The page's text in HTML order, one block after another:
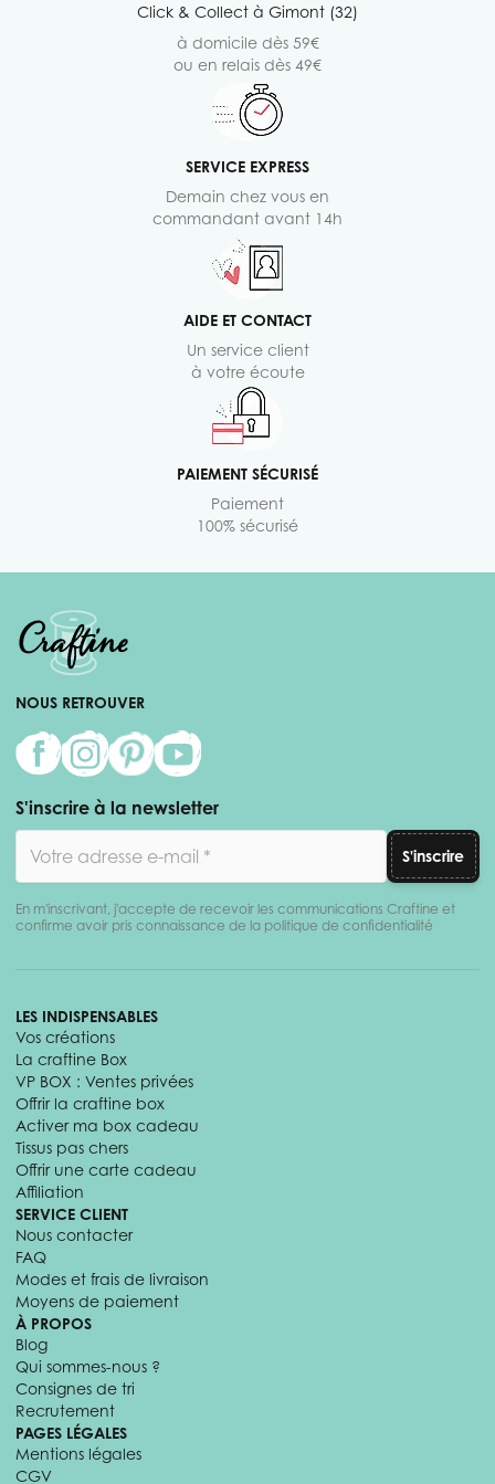
Click & Collect à Gimont (32)
à domicile dès 59€
ou en relais dès 49€
SERVICE EXPRESS
Demain chez vous en
commandant avant 14h
AIDE ET CONTACT
Un service client
à votre écoute
PAIEMENT SÉCURISÉ
Paiement
100% sécurisé
NOUS RETROUVER
S'inscrire à la newsletter
S'inscrire
En m'inscrivant, j'accepte de recevoir les communications Craftine et
confirme avoir pris connaissance de la politique de confidentialité
LES INDISPENSABLES
Vos créations
La craftine Box
VP BOX : Ventes privées
Offrir la craftine box
Activer ma box cadeau
Tissus pas chers
Offrir une carte cadeau
Affiliation
SERVICE CLIENT
Nous contacter
FAQ
Modes et frais de livraison
Moyens de paiement
À PROPOS
Blog
Qui sommes-nous ?
Consignes de tri
Recrutement
PAGES LÉGALES
Mentions légales
CGV